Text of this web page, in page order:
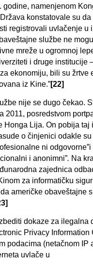
godine, namenjenom
konstatovale su da
registrovali uvlačenje u
službe ne
mreže u ogromnoj
i druge institucije
ekonomiju, bili su žrtve
iz Kine.”[22]
nije se dugo čekao.
2011, posredstvom
Honga Lija. On pobija taj
o činjenici odakle
ni
i anonimni”. Na
zajednica
za informatičku
američke obaveštajne
dokaze za ilegalna
Privacy Information
podacima (netačnom IP
uvlače u